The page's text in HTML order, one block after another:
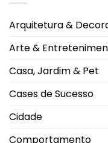
alerta
oncológico
do
salto
durante
Brasileiro
Arquitetura &
Arte &
Casa, Jardim & Pet
Cases de Sucesso
Cidade
Comportamento